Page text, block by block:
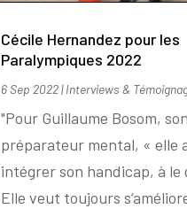
Cécile Hernandez pour les
Paralympiques 2022
6 Sep 2022|Interviews &
"Pour Guillaume Bosom, son
préparateur mental, « elle
intégrer son handicap, à le
Elle veut toujours